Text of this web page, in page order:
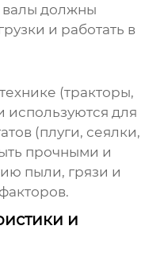
валы должны
и работать в
(тракторы,
для
(плуги, сеялки,
прочными и
пыли, грязи и
и